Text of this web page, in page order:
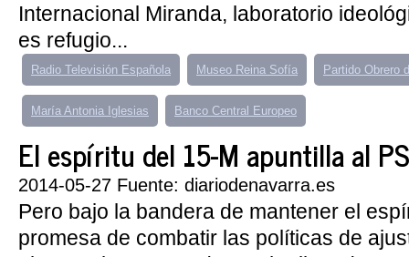
Internacional Miranda, laboratorio
es refugio...
Radio Televisión Española Museo Reina Sofía Partido Obrero
María Antonia Iglesias Banco Central Europeo
El espíritu del 15-M apuntilla al
2014-05-27 Fuente: diariodenavarra.es
Pero bajo la bandera de mantener el
promesa de combatir las políticas de